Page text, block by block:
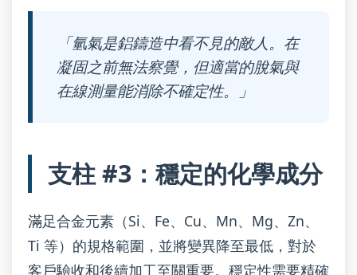
「氫氣是鋁鑄造中看不見的敵人。在
凝固之前無法察覺，但適當的脫氣與
在線測量能消除不確定性。」
支柱 #3：穩定的化學成分
滿足合金元素（Si、Fe、Cu、Mn、Mg、Zn、
Ti 等）的規格範圍，並將變異降至最低，對於
客戶驗收和後續加工至關重要。穩定性需要精確